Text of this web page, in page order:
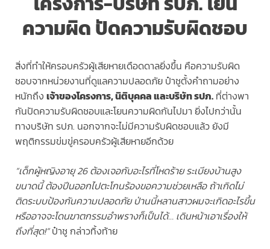
ความผิด ปัดความรับผิดชอบ
สิ่งที่ทำให้ครอบครัวผู้เสียหายเดือดดาลยิ่งขึ้น คือความรับผิด
ชอบจากหน่วยงานที่ดูแลความปลอดภัย ป๋าชูตั้งคำถามอย่าง
หนักถึง เจ้าของโครงการ, นิติบุคคล และบริษัท รปภ. ที่ต่างพา
กันปัดความรับผิดชอบและโยนความผิดกันไปมา ยิ่งไปกว่านั้น
ทางบริษัท รปภ. นอกจากจะไม่มีความรับผิดชอบแล้ว ยังมี
พฤติกรรมข่มขู่ครอบครัวผู้เสียหายอีกด้วย
“เด็กผู้หญิงอายุ 26 ต้องเจอกับอะไรที่โหดร้าย ระเบียงบ้านสูง
ขนาดนี้ ต้องปีนออกไปตะโกนร้องขอความช่วยเหลือ ถ้าเกิดไม่
ติดระบบป้องกันความปลอดภัย ป่านนี้หลานสาวผมจะเกิดอะไรขึ้น
หรืออาจจะโดนฆาตกรรมอำพรางก็เป็นได้… เดินหน้าเอาเรื่องให้
ถึงที่สุด!”ป๋าชู กล่าวทิ้งท้าย